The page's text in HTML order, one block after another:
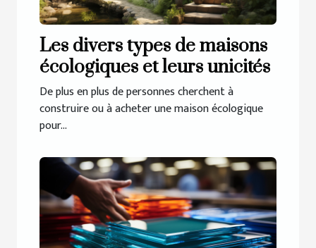
Les divers types de maisons
écologiques et leurs unicités
De plus en plus de personnes cherchent à
construire ou à acheter une maison écologique
pour...